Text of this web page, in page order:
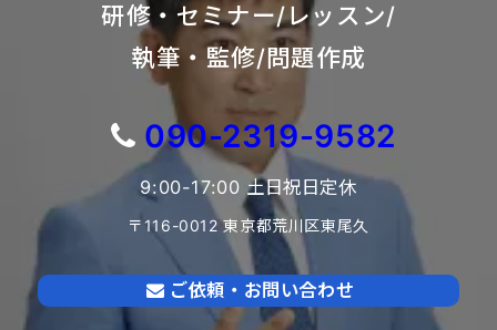
研修・セミナー/レッスン/
執筆・監修/問題作成
090-2319-9582
9:00-17:00 土日祝日定休
〒116-0012 東京都荒川区東尾久
ご依頼・お問い合わせ